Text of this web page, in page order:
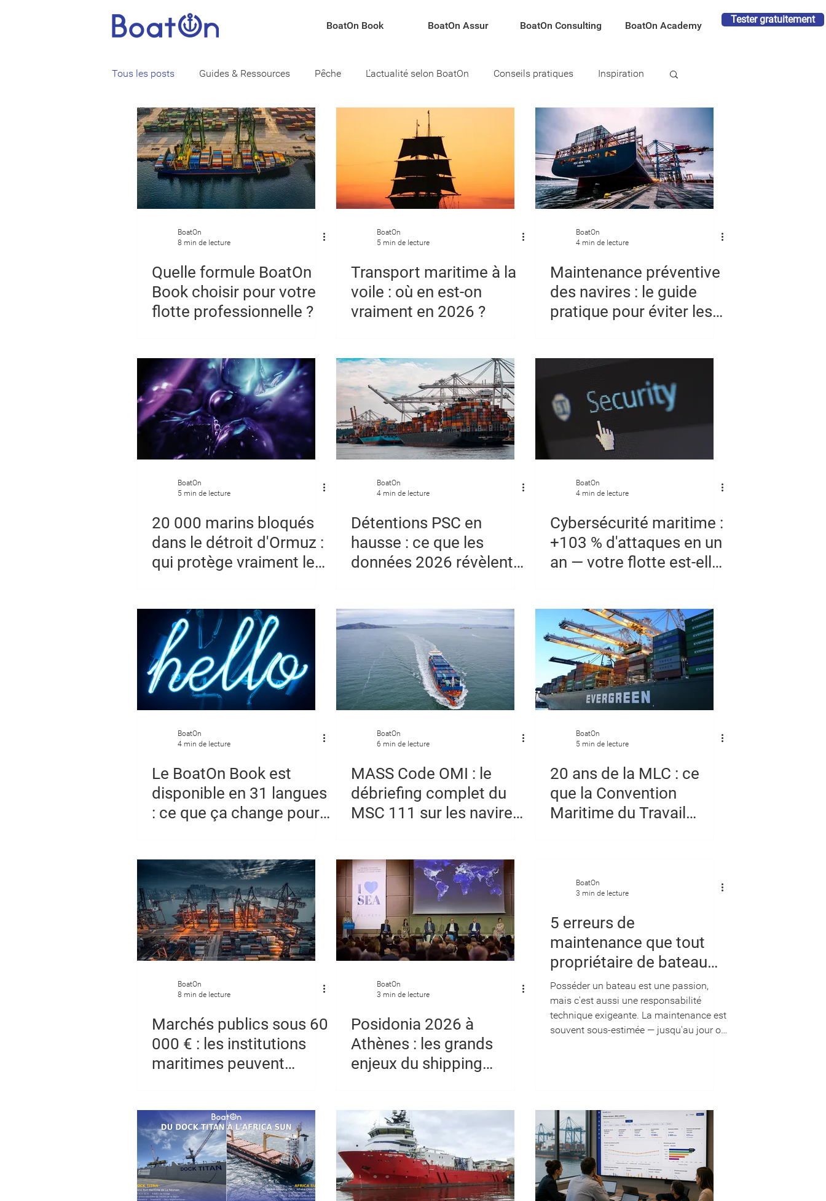
BoatOn Book BoatOn Assur BoatOn Consulting BoatOn Academy
Tester gratuitement
Tous les posts Guides & Ressources Pêche L'actualité selon BoatOn Conseils pratiques Inspiration
Vie de marin Assurance bateau
BoatOn
8 min de lecture
Quelle formule BoatOn
Book choisir pour votre
flotte professionnelle ?
BoatOn
5 min de lecture
Transport maritime à la
voile : où en est-on
vraiment en 2026 ?
BoatOn
4 min de lecture
Maintenance préventive
des navires : le guide
pratique pour éviter les
BoatOn
5 min de lecture
20 000 marins bloqués
dans le détroit d'Ormuz :
qui protège vraiment les
BoatOn
4 min de lecture
Détentions PSC en
hausse : ce que les
données 2026 révèlent
BoatOn
4 min de lecture
Cybersécurité maritime :
+103 % d'attaques en un
an — votre flotte est-elle
BoatOn
4 min de lecture
Le BoatOn Book est
disponible en 31 langues
: ce que ça change pour
BoatOn
6 min de lecture
MASS Code OMI : le
débriefing complet du
MSC 111 sur les navires
BoatOn
5 min de lecture
20 ans de la MLC : ce
que la Convention
Maritime du Travail
BoatOn
8 min de lecture
Marchés publics sous 60
000 € : les institutions
maritimes peuvent
navire
BoatOn
3 min de lecture
Posidonia 2026 à
Athènes : les grands
enjeux du shipping
BoatOn
3 min de lecture
5 erreurs de
maintenance que tout
propriétaire de bateau
doit éviter
Posséder un bateau est une passion,
mais c'est aussi une responsabilité
technique exigeante. La maintenance est
souvent sous-estimée — jusqu'au jour où
fréquentes des propriétaires de bateaux,
et comment un logiciel de gestion peut
les éliminer. 1. Ne pas planifier les
entretiens préventifs La p